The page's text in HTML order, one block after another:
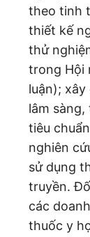
theo tinh
thiết kế
thử
trong Hội
luận);
lâm
tiêu
nghiên
sử dụng
truyền.
các
thuốc y